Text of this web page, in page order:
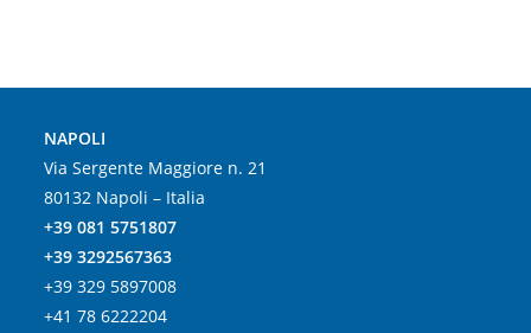
NAPOLI
Via Sergente Maggiore n. 21
80132 Napoli – Italia
+39 081 5751807
+39 3292567363
+39 329 5897008
+41 78 6222204